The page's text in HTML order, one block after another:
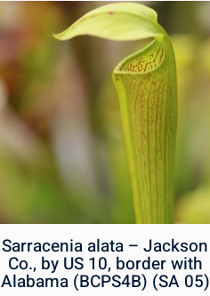
Sarracenia alata – Jackson
Co., by US 10, border with
Alabama (BCPS4B) (SA 05)